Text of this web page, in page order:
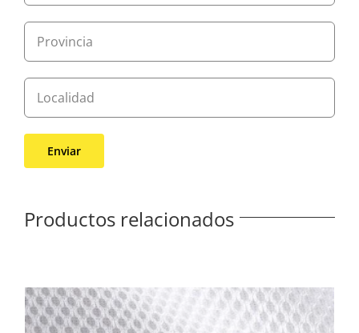
Productos relacionados